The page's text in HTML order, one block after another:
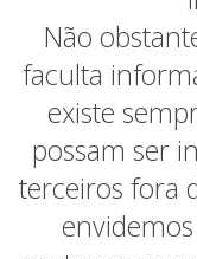
Não
faculta
existe
possam ser
terceiros fora